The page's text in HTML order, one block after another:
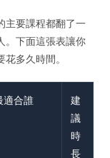
主要課程都翻了一
。下面這張表讓你
多久時間。
適合誰
建
議
時
長